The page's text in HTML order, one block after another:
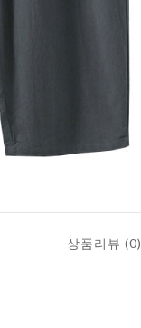
상품리뷰 (0)